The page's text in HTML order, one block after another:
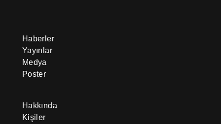
Haberler
Yayınlar
Medya
Poster
Hakkında
Kişiler